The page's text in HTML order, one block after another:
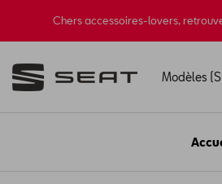
Chers accessoires-lovers,
Modèles